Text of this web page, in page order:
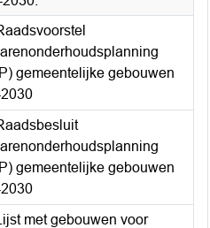
gemeentelijke gebouwen
gemeentelijke gebouwen
met gebouwen voor